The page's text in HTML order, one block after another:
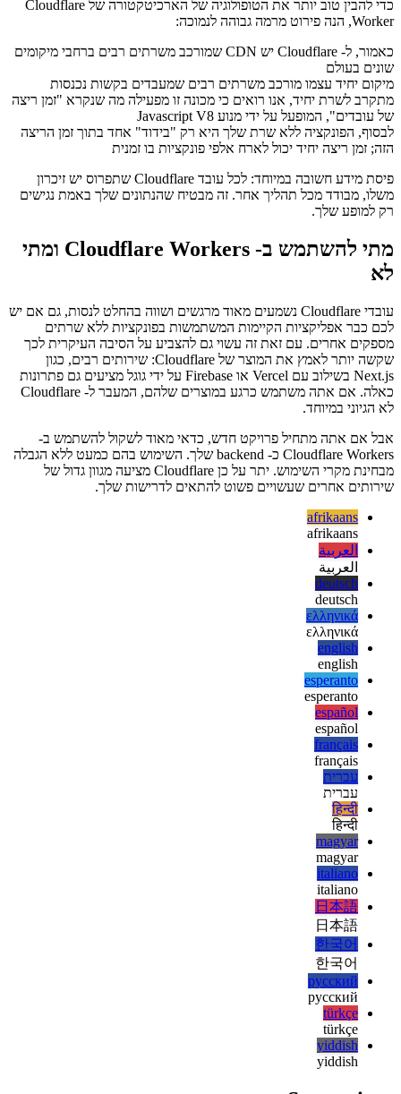
אלפיות שניות. ניתוב זה שנעשה על ידי Cloudflare הוא שקוף בעת הגשת
בקשות - הניתוב וטעינה של האיזון נעשים ברקע באופן אוטומטי.
כדי להבין טוב יותר את הטופולוגיה של הארכיטקטורה של Cloudflare
Worker, הנה פירוט מרמה גבוהה לנמוכה:
כאמור, ל- Cloudflare יש CDN שמורכב משרתים רבים ברחבי מיקומים
שונים בעולם
מיקום יחיד עצמו מורכב משרתים רבים שמעבדים בקשות נכנסות
מתקרב לשרת יחיד, אנו רואים כי מכונה זו מפעילה מה שנקרא "זמן ריצה
לבסוף, הפונקציה ללא שרת שלך היא רק "בידוד" אחד בתוך זמן הריצה
הזה; זמן ריצה יחיד יכול לארח אלפי פונקציות בו זמנית
משלו, מבודד מכל תהליך אחר. זה מבטיח שהנתונים שלך באמת נגישים
רק למופע שלך.
לא
עובדי Cloudflare נשמעים מאוד מרגשים ושווה בהחלט לנסות, גם אם יש
לכם כבר אפליקציות הקיימות המשתמשות בפונקציות ללא שרתים
מספקים אחרים. עם זאת זה עשוי גם להצביע על הסיבה העיקרית לכך
כאלה. אם אתה משתמש כרגע במוצרים שלהם, המעבר ל- Cloudflare
לא הגיוני במיוחד.
אבל אם אתה מתחיל פרויקט חדש, כדאי מאוד לשקול להשתמש ב-
שירותים אחרים שעשויים פשוט להתאים לדרישות שלך.
afrikaans
afrikaans
العربية
العربية
deutsch
deutsch
ελληνικά
ελληνικά
english
english
esperanto
esperanto
español
español
français
français
עברית
עברית
हिन्दी
हिन्दी
magyar
magyar
italiano
italiano
日本語
日本語
한국어
한국어
русский
русский
türkçe